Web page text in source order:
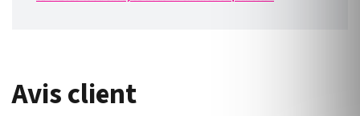
Avis client